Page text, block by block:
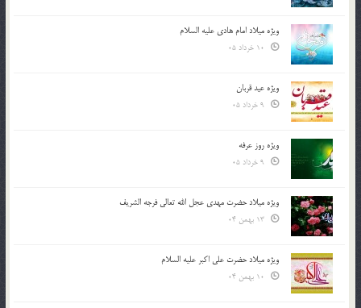
ویژه میلاد امام هادی علیه السلام
ویژه عید قربان
ویژه روز عرفه
ویژه میلاد حضرت مهدی عجل الله تعالی فرجه الشريف
ویژه میلاد حضرت علی اکبر علیه السلام